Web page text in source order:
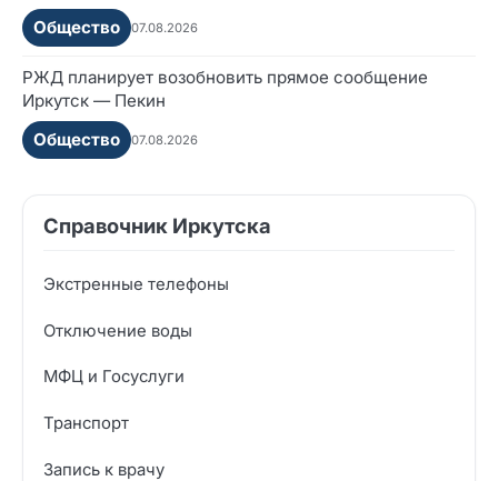
Общество
07.08.2026
РЖД планирует возобновить прямое сообщение
Иркутск — Пекин
Общество
07.08.2026
Справочник Иркутска
Экстренные телефоны
Отключение воды
МФЦ и Госуслуги
Транспорт
Запись к врачу